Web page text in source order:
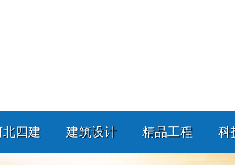
北四建 建筑设计 精品工程 科